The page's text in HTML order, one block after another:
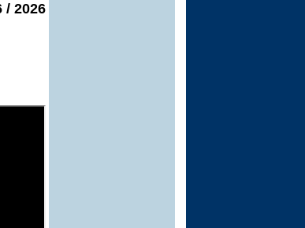
2026 / 6 / 5